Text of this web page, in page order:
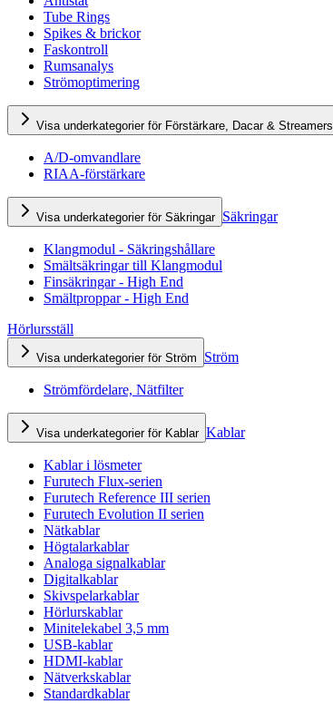
Tube Rings
Spikes & brickor
Faskontroll
Rumsanalys
Strömoptimering
Visa underkategorier för Förstärkare, Dacar & Streamers
A/D-omvandlare
RIAA-förstärkare
Visa underkategorier för Säkringar Säkringar
Klangmodul - Säkringshållare
Smältsäkringar till Klangmodul
Finsäkringar - High End
Smältproppar - High End
Hörlursställ
Visa underkategorier för Ström Ström
Strömfördelare, Nätfilter
Visa underkategorier för Kablar Kablar
Kablar i lösmeter
Furutech Flux-serien
Furutech Reference III serien
Furutech Evolution II serien
Nätkablar
Högtalarkablar
Analoga signalkablar
Digitalkablar
Skivspelarkablar
Hörlurskablar
Minitelekabel 3,5 mm
USB-kablar
HDMI-kablar
Nätverkskablar
Standardkablar